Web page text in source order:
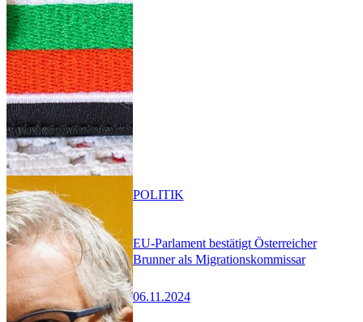
EU-Parlament bestätigt Österreicher
Brunner als Migrationskommissar
06.11.2024
POLITIK